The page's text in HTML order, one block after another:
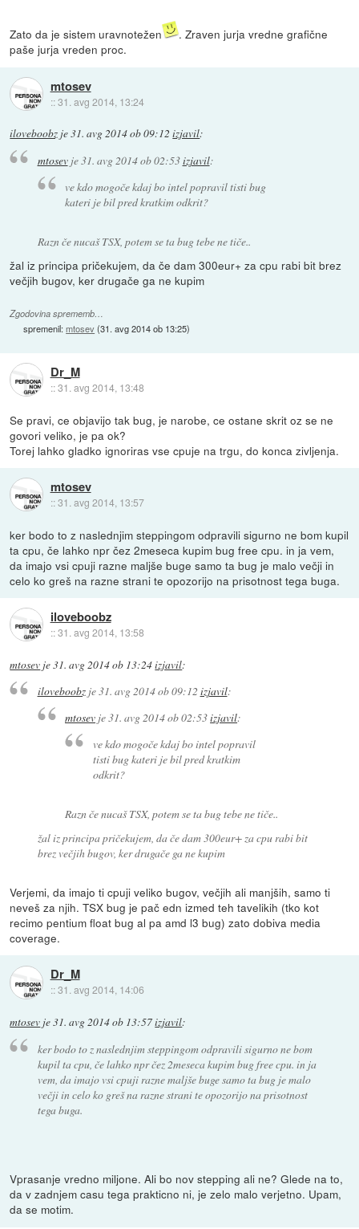
Zato da je sistem uravnotežen
. Zraven jurja vredne grafične
paše jurja vreden proc.
mtosev
::31. avg 2014, 13:24
iloveboobz je31. avg 2014 ob 09:12 izjavil:
mtosevje31. avg 2014 ob 02:53izjavil:
ve kdo mogoče kdaj bo intel popravil tisti bug
kateri je bil pred kratkim odkrit?
Razn če nucaš TSX, potem se ta bug tebe ne tiče..
žal iz principa pričekujem, da če dam 300eur+ za cpu rabi bit brez
večjih bugov, ker drugače ga ne kupim
Zgodovina sprememb…
spremenil:mtosev(31. avg 2014 ob 13:25)
Dr_M
::31. avg 2014, 13:48
Se pravi, ce objavijo tak bug, je narobe, ce ostane skrit oz se ne
govori veliko, je pa ok?
Torej lahko gladko ignoriras vse cpuje na trgu, do konca zivljenja.
mtosev
::31. avg 2014, 13:57
ker bodo to z naslednjim steppingom odpravili sigurno ne bom kupil
ta cpu, če lahko npr čez 2meseca kupim bug free cpu. in ja vem,
da imajo vsi cpuji razne maljše buge samo ta bug je malo večji in
celo ko greš na razne strani te opozorijo na prisotnost tega buga.
iloveboobz
::31. avg 2014, 13:58
mtosev je31. avg 2014 ob 13:24izjavil:
iloveboobzje31. avg 2014 ob 09:12 izjavil:
mtosev je31. avg 2014 ob 02:53izjavil:
ve kdo mogoče kdaj bo intel popravil
tisti bug kateri je bil pred kratkim
odkrit?
Razn če nucaš TSX, potem se ta bug tebe ne tiče..
žal iz principa pričekujem, da če dam 300eur+ za cpu rabi bit
brez večjih bugov, ker drugače ga ne kupim
Verjemi, da imajo ti cpuji veliko bugov, večjih ali manjših, samo ti
neveš za njih. TSX bug je pač edn izmed teh tavelikih (tko kot
recimo pentium float bug al pa amd l3 bug) zato dobiva media
coverage.
Dr_M
::31. avg 2014, 14:06
mtosev je31. avg 2014 ob 13:57izjavil:
ker bodo to z naslednjim steppingom odpravili sigurno ne bom
kupil ta cpu, če lahko npr čez 2meseca kupim bug free cpu. in ja
vem, da imajo vsi cpuji razne maljše buge samo ta bug je malo
večji in celo ko greš na razne strani te opozorijo na prisotnost
tega buga.
Vprasanje vredno miljone. Ali bo nov stepping ali ne? Glede na to,
da v zadnjem casu tega prakticno ni, je zelo malo verjetno. Upam,
da se motim.